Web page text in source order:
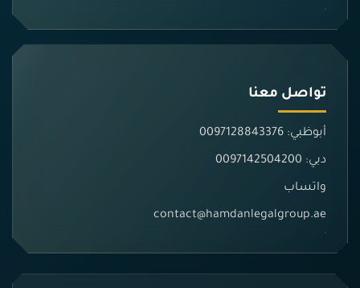
تواصل معنا
أبوظبي: 0097128843376
دبي: 0097142504200
واتساب
contact@hamdanlegalgroup.ae